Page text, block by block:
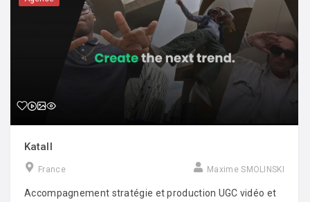
Katall
France Maxime SMOLINSKI
Accompagnement stratégie et production UGC vidéo et